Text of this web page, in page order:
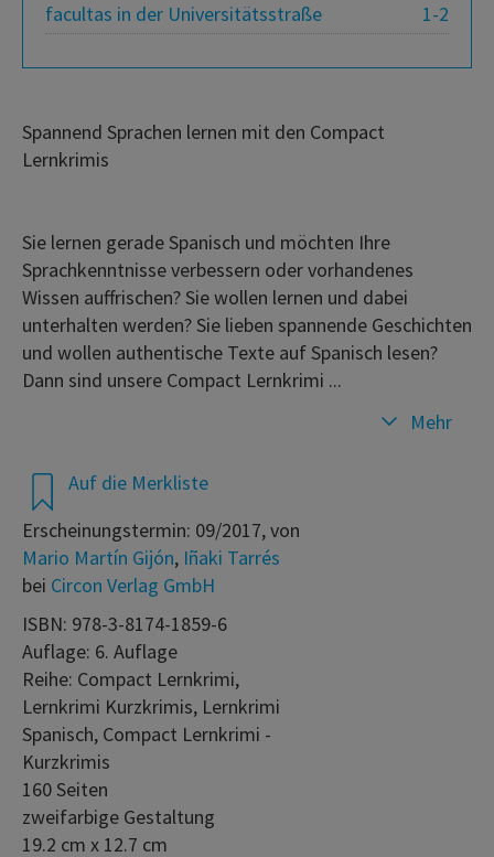
1-2
facultas in der Universitätsstraße
Auf die Merkliste
Erscheinungstermin: 09/2017, von
Mario Martín Gijón, Iñaki Tarrés
bei Circon Verlag GmbH
ISBN: 978-3-8174-1859-6
Auflage: 6. Auflage
Reihe: Compact Lernkrimi,
Lernkrimi Kurzkrimis, Lernkrimi
Spanisch, Compact Lernkrimi -
Kurzkrimis
160 Seiten
zweifarbige Gestaltung
19.2 cm x 12.7 cm
Spannend Sprachen lernen mit den Compact
Lernkrimis
Sie lernen gerade Spanisch und möchten Ihre
Sprachkenntnisse verbessern oder vorhandenes
Wissen auffrischen? Sie wollen lernen und dabei
unterhalten werden? Sie lieben spannende Geschichten
und wollen authentische Texte auf Spanisch lesen?
Dann sind unsere Compact Lernkrimi ...
Mehr